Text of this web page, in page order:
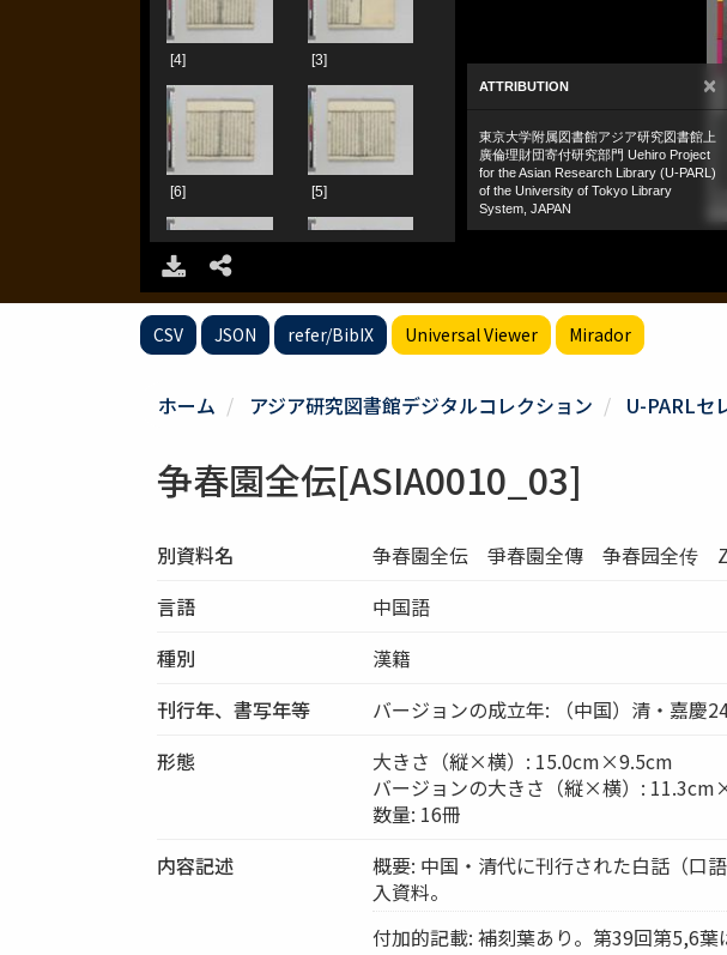
CSV JSON refer/BibIX Universal Viewer Mirador
ホーム アジア研究図書館デジタルコレクション U-PARLセ
争春園全伝[ASIA0010_03]
別資料名
争春園全伝 爭春園全傳 争春园全传
言語
中国語
種別
漢籍
刊行年、書写年等
バージョンの成立年: （中国）清・嘉慶
形態
大きさ（縦×横）: 15.0cm×9.5cm
バージョンの大きさ（縦×横）:
数量: 16冊
内容記述
概要: 中国・清代に刊行された白話（口
入資料。
付加的記載: 補刻葉あり。第39回第5,6葉